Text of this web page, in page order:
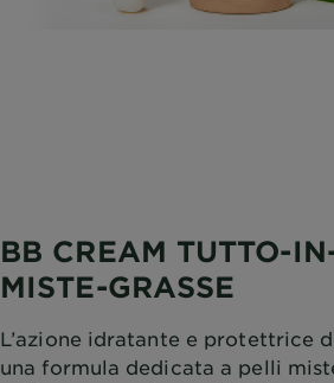
BB CREAM TUTTO-
MISTE-GRASSE
L’azione idratante e protettrice
una formula dedicata a pelli